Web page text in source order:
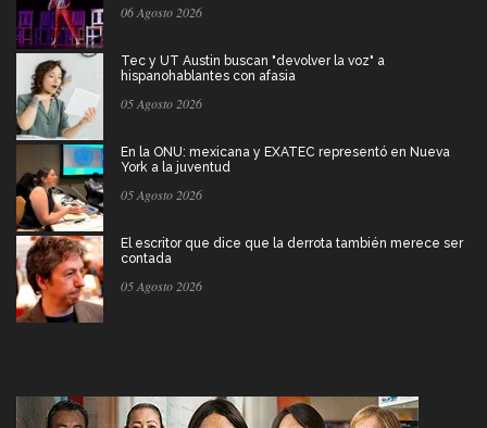
06 Agosto 2026
Tec y UT Austin buscan "devolver la voz" a
hispanohablantes con afasia
05 Agosto 2026
En la ONU: mexicana y EXATEC representó en Nueva
York a la juventud
05 Agosto 2026
El escritor que dice que la derrota también merece ser
contada
05 Agosto 2026